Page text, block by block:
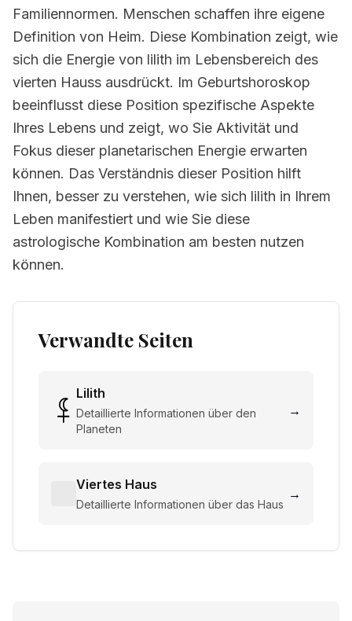
Familiennormen. Menschen schaffen ihre eigene
Definition von Heim. Diese Kombination zeigt, wie
sich die Energie von lilith im Lebensbereich des
vierten Hauss ausdrückt. Im Geburtshoroskop
beeinflusst diese Position spezifische Aspekte
Ihres Lebens und zeigt, wo Sie Aktivität und
Fokus dieser planetarischen Energie erwarten
können. Das Verständnis dieser Position hilft
Ihnen, besser zu verstehen, wie sich lilith in Ihrem
Leben manifestiert und wie Sie diese
astrologische Kombination am besten nutzen
können.
Verwandte Seiten
Lilith
Detaillierte Informationen über den
Planeten
→
Viertes Haus
Detaillierte Informationen über das Haus
→